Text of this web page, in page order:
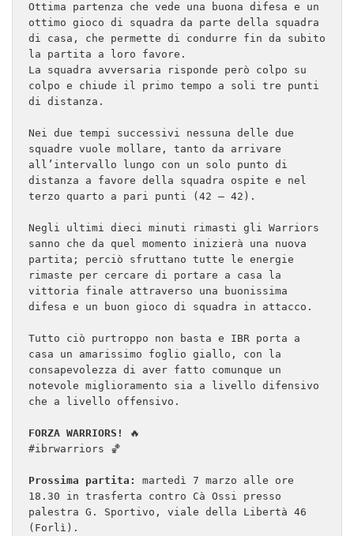
Ottima partenza che vede una buona difesa e un
ottimo gioco di squadra da parte della squadra
di casa, che permette di condurre fin da subito
la partita a loro favore.
La squadra avversaria risponde però colpo su
colpo e chiude il primo tempo a soli tre punti
di distanza.
Nei due tempi successivi nessuna delle due
squadre vuole mollare, tanto da arrivare
all’intervallo lungo con un solo punto di
distanza a favore della squadra ospite e nel
terzo quarto a pari punti (42 – 42).
Negli ultimi dieci minuti rimasti gli Warriors
sanno che da quel momento inizierà una nuova
partita; perciò sfruttano tutte le energie
rimaste per cercare di portare a casa la
vittoria finale attraverso una buonissima
difesa e un buon gioco di squadra in attacco.
Tutto ciò purtroppo non basta e IBR porta a
casa un amarissimo foglio giallo, con la
consapevolezza di aver fatto comunque un
notevole miglioramento sia a livello difensivo
che a livello offensivo.
FORZA WARRIORS!
🔥
#ibrwarriors 🏀
Prossima partita:
martedì 7 marzo alle ore
18.30 in trasferta contro Cà Ossi presso
palestra G. Sportivo, viale della Libertà 46
(Forlì).